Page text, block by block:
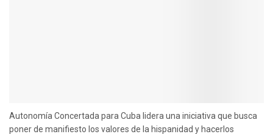
Autonomía Concertada para Cuba lidera una iniciativa que busca
poner de manifiesto los valores de la hispanidad y hacerlos